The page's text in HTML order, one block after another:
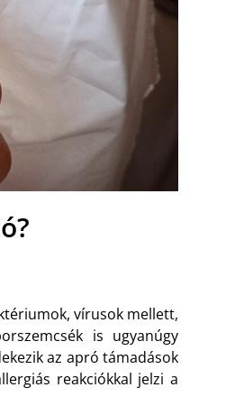
vírusok mellett,
is ugyanúgy
az apró támadások
reakciókkal jelzi a